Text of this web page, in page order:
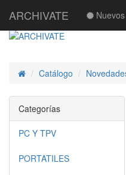
ARCHIVATE
InicioCatálogo
Categorías
PC Y TPV
PORTATILES